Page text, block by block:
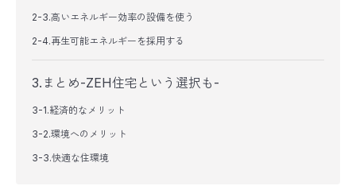
2-3.高いエネルギー効率の設備を使う
2-4.再生可能エネルギーを採用する
3.まとめ-ZEH住宅という選択も-
3-1.経済的なメリット
3-2.環境へのメリット
3-3.快適な住環境